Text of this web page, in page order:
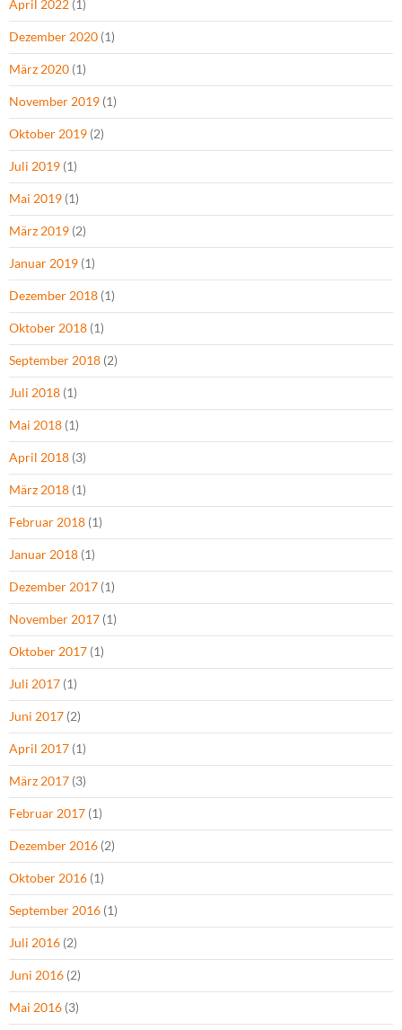
April 2022 (1)
Dezember 2020 (1)
März 2020 (1)
November 2019 (1)
Oktober 2019 (2)
Juli 2019 (1)
Mai 2019 (1)
März 2019 (2)
Januar 2019 (1)
Dezember 2018 (1)
Oktober 2018 (1)
September 2018 (2)
Juli 2018 (1)
Mai 2018 (1)
April 2018 (3)
März 2018 (1)
Februar 2018 (1)
Januar 2018 (1)
Dezember 2017 (1)
November 2017 (1)
Oktober 2017 (1)
Juli 2017 (1)
Juni 2017 (2)
April 2017 (1)
März 2017 (3)
Februar 2017 (1)
Dezember 2016 (2)
Oktober 2016 (1)
September 2016 (1)
Juli 2016 (2)
Juni 2016 (2)
Mai 2016 (3)